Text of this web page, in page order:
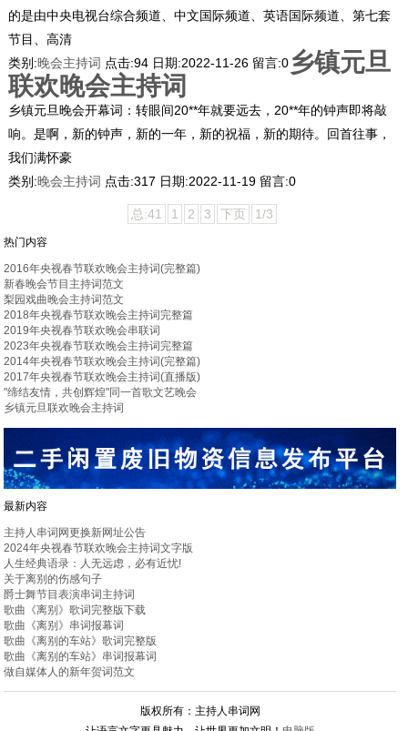
的是由中央电视台综合频道、中文国际频道、英语国际频道、第七套
节目、高清
类别:晚会主持词 点击:94 日期:2022-11-26 留言:0 乡镇元旦
联欢晚会主持词
乡镇元旦晚会开幕词：转眼间20**年就要远去，20**年的钟声即将敲
响。是啊，新的钟声，新的一年，新的祝福，新的期待。回首往事，
我们满怀豪
类别:晚会主持词 点击:317 日期:2022-11-19 留言:0
总:41 1 2 3 下页 1/3
热门内容
2016年央视春节联欢晚会主持词(完整篇)
新春晚会节目主持词范文
梨园戏曲晚会主持词范文
2018年央视春节联欢晚会主持词完整篇
2019年央视春节联欢晚会串联词
2023年央视春节联欢晚会主持词完整篇
2014年央视春节联欢晚会主持词(完整篇)
2017年央视春节联欢晚会主持词(直播版)
"缔结友情，共创辉煌"同一首歌文艺晚会
乡镇元旦联欢晚会主持词
最新内容
主持人串词网更换新网址公告
2024年央视春节联欢晚会主持词文字版
人生经典语录：人无远虑，必有近忧!
关于离别的伤感句子
爵士舞节目表演串词主持词
歌曲《离别》歌词完整版下载
歌曲《离别》串词报幕词
歌曲《离别的车站》歌词完整版
歌曲《离别的车站》串词报幕词
做自媒体人的新年贺词范文
版权所有：主持人串词网